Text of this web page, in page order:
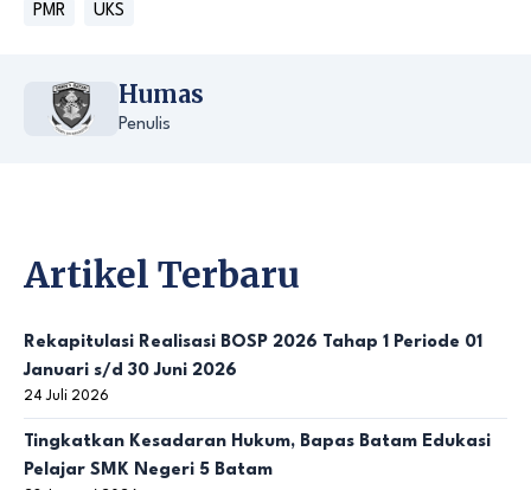
PMR UKS
Humas
Penulis
Artikel Terbaru
Rekapitulasi Realisasi BOSP 2026 Tahap 1 Periode 01
Januari s/d 30 Juni 2026
24 Juli 2026
Tingkatkan Kesadaran Hukum, Bapas Batam Edukasi
Pelajar SMK Negeri 5 Batam